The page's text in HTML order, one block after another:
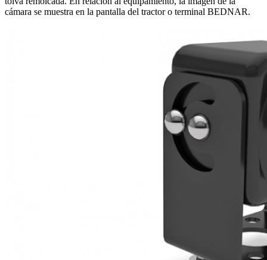
cámara se muestra en la pantalla del tractor o terminal BEDNAR.